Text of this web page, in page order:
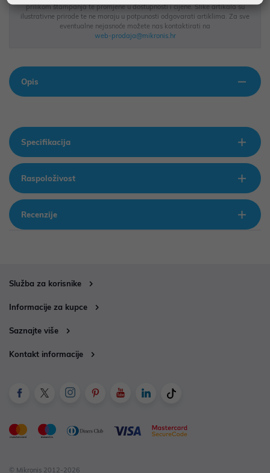
prilikom štampanja te promjene u dostupnosti i cijene. Slike artikala su
ilustrativne prirode te ne moraju u potpunosti odgovarati artiklima. Za sve
eventualne nejasnoće možete nas kontaktirati na
web-prodaja@mikronis.hr
Opis
Specifikacija
Raspoloživost
Recenzije
Služba za korisnike
Informacije za kupce
Saznajte više
Kontakt informacije
© Mikronis 2012-2026